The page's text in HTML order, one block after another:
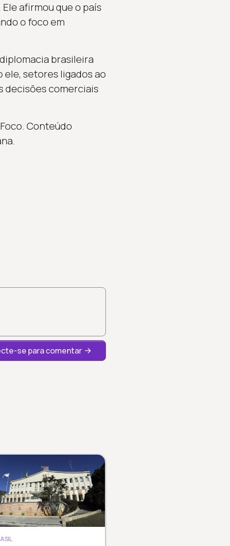
afirmou que o país
o foco em
brasileira
setores ligados ao
decisões comerciais
Conteúdo
se para comentar